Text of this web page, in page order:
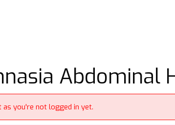
Abdominal
as you're not logged in yet.